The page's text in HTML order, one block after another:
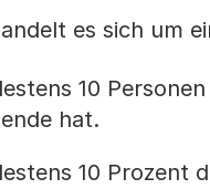
es sich um
10
hat.
10 Prozent